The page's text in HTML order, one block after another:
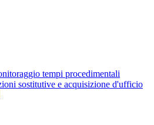
tempi procedimentali
sostitutive e acquisizione d'ufficio